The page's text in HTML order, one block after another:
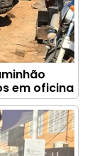
em oficina